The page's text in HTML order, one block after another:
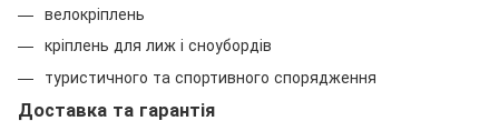
велокріплень
кріплень для лиж і сноубордів
туристичного та спортивного спорядження
Доставка та гарантія